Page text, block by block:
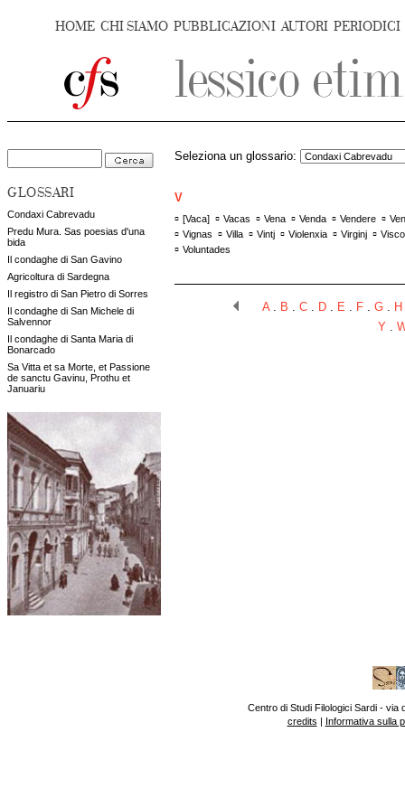
HOME CHI SIAMO PUBBLICAZIONI AUTORI PERIODICI
GLOSSARI
Condaxi Cabrevadu
Predu Mura. Sas poesias d'una
bida
Il condaghe di San Gavino
Agricoltura di Sardegna
Il registro di San Pietro di Sorres
Il condaghe di San Michele di
Salvennor
Il condaghe di Santa Maria di
Bonarcado
Sa Vitta et sa Morte, et Passione
de sanctu Gavinu, Prothu et
Januariu
Seleziona un glossario:
V
▫ [Vaca] ▫ Vacas ▫ Vena ▫ Venda ▫ Vendere ▫
▫ Vignas ▫ Villa ▫ Vintj ▫ Violenxia ▫ Virginj ▫
▫ Voluntades
A. B . C. D. E . F. G. H
Y .
Centro di Studi Filologici Sardi - via
credits | Informativa sulla